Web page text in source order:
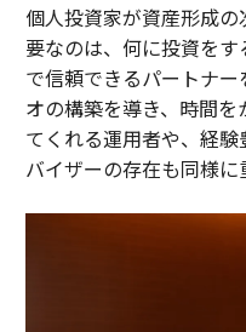
個人投資家が資産形成
要なのは、何に投資を
で信頼できるパートナ
オの構築を導き、時間
てくれる運用者や、経
バイザーの存在も同様に